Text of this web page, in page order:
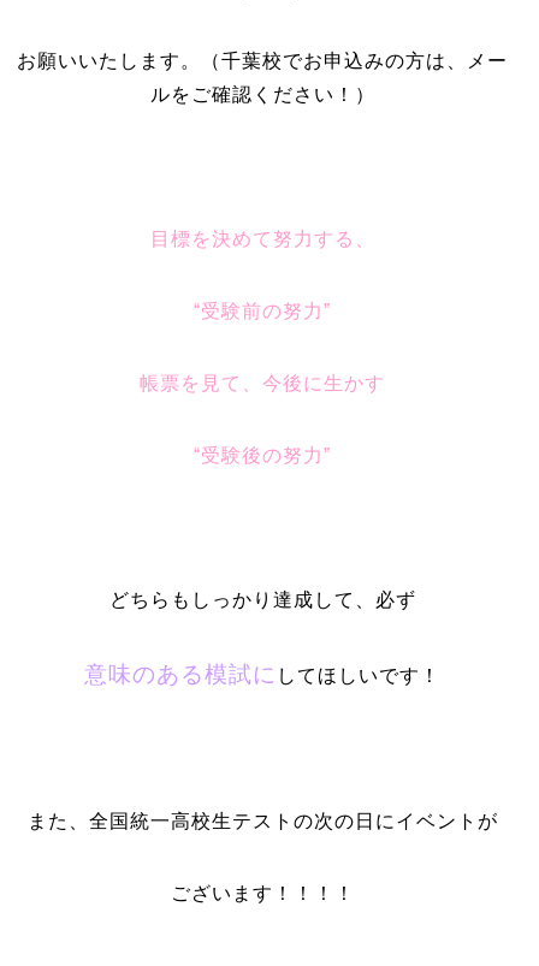
お願いいたします。（千葉校でお申込みの方は、メー
ルをご確認ください！）
目標を決めて努力する、
“受験前の努力”
帳票を見て、今後に生かす
“受験後の努力”
どちらもしっかり達成して、必ず
意味のある模試に してほしいです！
また、全国統一高校生テストの次の日にイベントが
ございます！！！！